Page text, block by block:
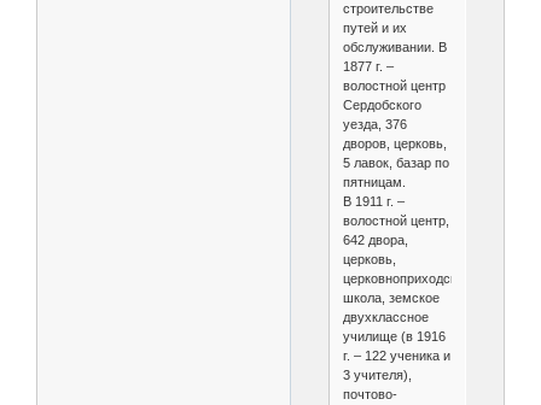
строительстве
путей и их
обслуживании. В
1877 г. –
волостной центр
Сердобского
уезда, 376
дворов, церковь,
5 лавок, базар по
пятницам.
В 1911 г. –
волостной центр,
642 двора,
церковь,
церковноприходская
школа, земское
двухклассное
училище (в 1916
г. – 122 ученика и
3 учителя),
почтово-